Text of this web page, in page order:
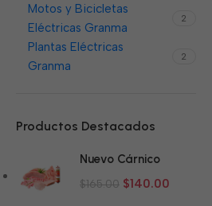
Motos y Bicicletas
Eléctricas Granma
2
Plantas Eléctricas
Granma
2
Productos Destacados
Nuevo Cárnico
$165.00 $140.00